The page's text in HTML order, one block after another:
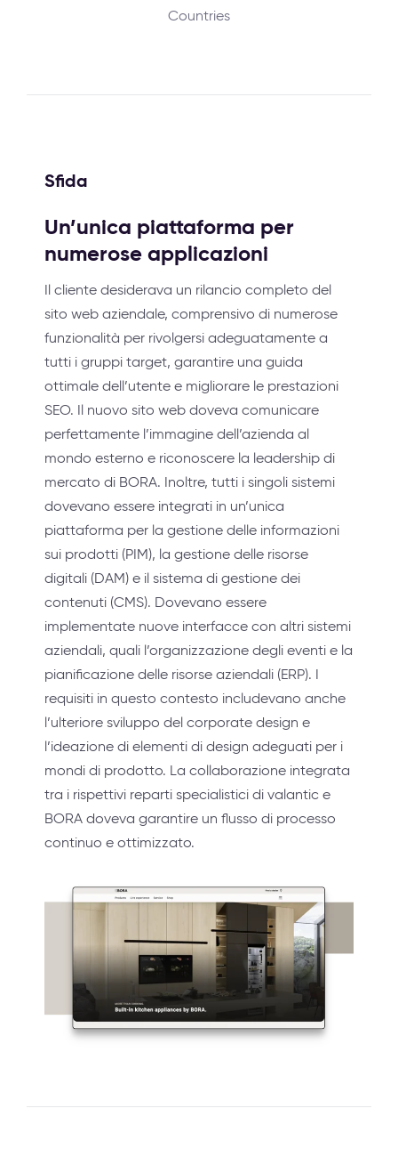
Countries
Sfida
Un’unica piattaforma per
numerose applicazioni
Il cliente desiderava un rilancio completo del
sito web aziendale, comprensivo di numerose
funzionalità per rivolgersi adeguatamente a
tutti i gruppi target, garantire una guida
ottimale dell’utente e migliorare le prestazioni
SEO. Il nuovo sito web doveva comunicare
perfettamente l’immagine dell’azienda al
mondo esterno e riconoscere la leadership di
mercato di BORA. Inoltre, tutti i singoli sistemi
dovevano essere integrati in un’unica
piattaforma per la gestione delle informazioni
sui prodotti (PIM), la gestione delle risorse
digitali (DAM) e il sistema di gestione dei
contenuti (CMS). Dovevano essere
implementate nuove interfacce con altri sistemi
aziendali, quali l’organizzazione degli eventi e la
pianificazione delle risorse aziendali (ERP). I
requisiti in questo contesto includevano anche
l’ulteriore sviluppo del corporate design e
l’ideazione di elementi di design adeguati per i
mondi di prodotto. La collaborazione integrata
tra i rispettivi reparti specialistici di valantic e
BORA doveva garantire un flusso di processo
continuo e ottimizzato.